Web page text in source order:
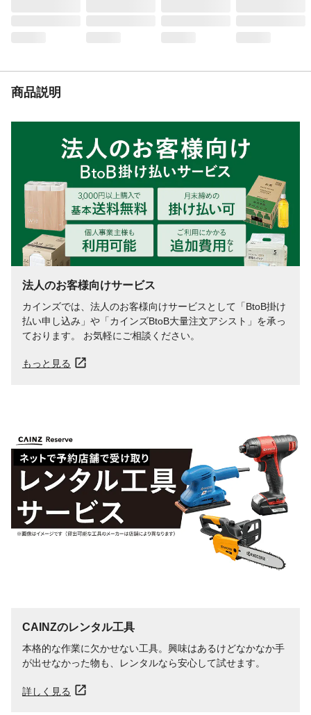
商品説明
法人のお客様向けサービス
カインズでは、法人のお客様向けサービスとして「BtoB掛け
払い申し込み」や「カインズBtoB大量注文アシスト」を承っ
ております。 お気軽にご相談ください。
もっと見る
CAINZのレンタル工具
本格的な作業に欠かせない工具。興味はあるけどなかなか手
が出せなかった物も、レンタルなら安心して試せます。
詳しく見る